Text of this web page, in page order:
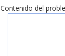
Contenido del